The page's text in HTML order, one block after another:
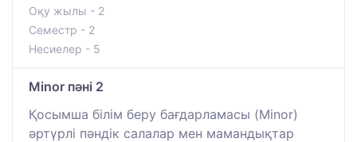
Оқу жылы - 2
Семестр - 2
Несиелер - 5
Minor пәні 2
Қосымша білім беру бағдарламасы (Minor)
әртүрлі пәндік салалар мен мамандықтар